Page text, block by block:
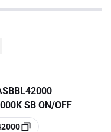
SB ON/OFF